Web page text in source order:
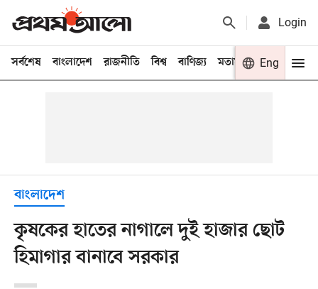
Login
সর্বশেষ বাংলাদেশ রাজনীতি বিশ্ব বাণিজ্য মতামত খেলা
Eng
বাংলাদেশ
কৃষকের হাতের নাগালে দুই হাজার ছোট
হিমাগার বানাবে সরকার